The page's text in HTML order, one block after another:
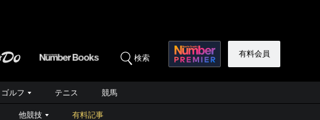
検索 有料会員
ゴルフ テニス 競馬
他競技 有料記事